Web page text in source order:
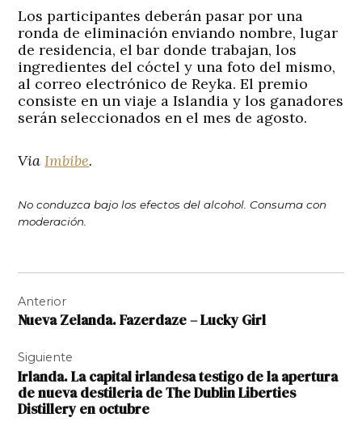
Los participantes deberán pasar por una
ronda de eliminación enviando nombre, lugar
de residencia, el bar donde trabajan, los
ingredientes del cóctel y una foto del mismo,
al correo electrónico de Reyka. El premio
consiste en un viaje a Islandia y los ganadores
serán seleccionados en el mes de agosto.
ViaImbibe.
No conduzca bajo los efectos del alcohol. Consuma con
moderación.
de
entradas
Anterior
Nueva Zelanda. Fazerdaze – Lucky Girl
Siguiente
Irlanda. La capital irlandesa testigo de la apertura
de nueva destileria de The Dublin Liberties
Distillery en octubre